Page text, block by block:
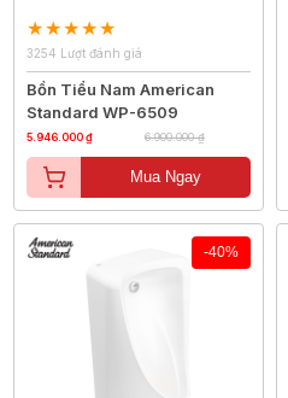
3254 Lượt đánh giá
Bồn Tiểu Nam American
Standard WP-6509
5.946.000 ₫ 6.900.000 ₫
Mua Ngay
-40%